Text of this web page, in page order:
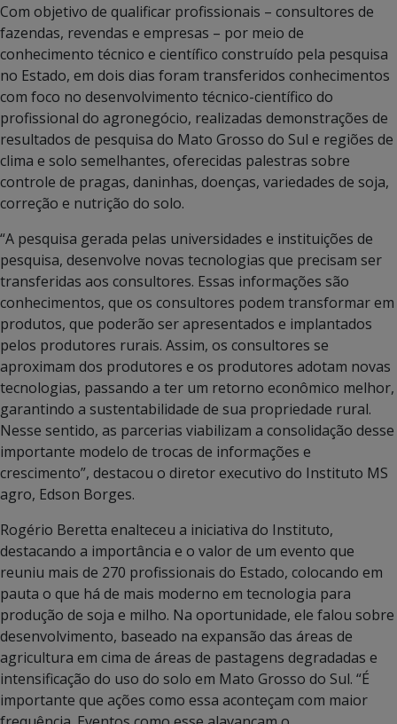
Com objetivo de qualificar profissionais – consultores de
fazendas, revendas e empresas – por meio de
conhecimento técnico e científico construído pela pesquisa
no Estado, em dois dias foram transferidos conhecimentos
com foco no desenvolvimento técnico-científico do
profissional do agronegócio, realizadas demonstrações de
resultados de pesquisa do Mato Grosso do Sul e regiões de
clima e solo semelhantes, oferecidas palestras sobre
controle de pragas, daninhas, doenças, variedades de soja,
correção e nutrição do solo.
“A pesquisa gerada pelas universidades e instituições de
pesquisa, desenvolve novas tecnologias que precisam ser
transferidas aos consultores. Essas informações são
conhecimentos, que os consultores podem transformar em
produtos, que poderão ser apresentados e implantados
pelos produtores rurais. Assim, os consultores se
aproximam dos produtores e os produtores adotam novas
tecnologias, passando a ter um retorno econômico melhor,
garantindo a sustentabilidade de sua propriedade rural.
Nesse sentido, as parcerias viabilizam a consolidação desse
importante modelo de trocas de informações e
crescimento”, destacou o diretor executivo do Instituto MS
agro, Edson Borges.
Rogério Beretta enalteceu a iniciativa do Instituto,
destacando a importância e o valor de um evento que
reuniu mais de 270 profissionais do Estado, colocando em
pauta o que há de mais moderno em tecnologia para
produção de soja e milho. Na oportunidade, ele falou sobre
desenvolvimento, baseado na expansão das áreas de
agricultura em cima de áreas de pastagens degradadas e
intensificação do uso do solo em Mato Grosso do Sul. “É
importante que ações como essa aconteçam com maior